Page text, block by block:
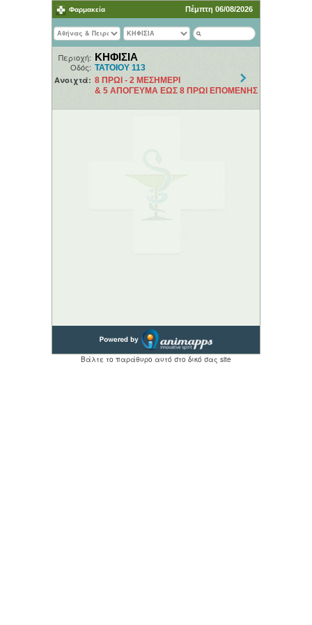
Φαρμακεία Πέμπτη 06/08/2026
Περιοχή: ΚΗΦΙΣΙΑ
Οδός: ΤΑΤΟΙΟΥ 113
Ανοιχτά: 8 ΠΡΩΙ - 2 ΜΕΣΗΜΕΡΙ
& 5 ΑΠΟΓΕΥΜΑ ΕΩΣ 8 ΠΡΩΙ ΕΠΟΜΕΝΗΣ
Βάλτε το παράθυρο αυτό στο δικό σας site